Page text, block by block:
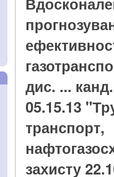
дис. ...
05.15.13
транспорт,
захисту